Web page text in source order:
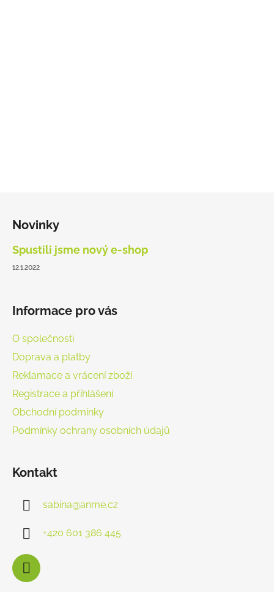
Novinky
Spustili jsme nový e-shop
12.1.2022
Informace pro vás
O společnosti
Doprava a platby
Reklamace a vrácení zboží
Registrace a přihlášení
Obchodní podmínky
Podmínky ochrany osobních údajů
Kontakt
sabina@anme.cz
+420 601 386 445